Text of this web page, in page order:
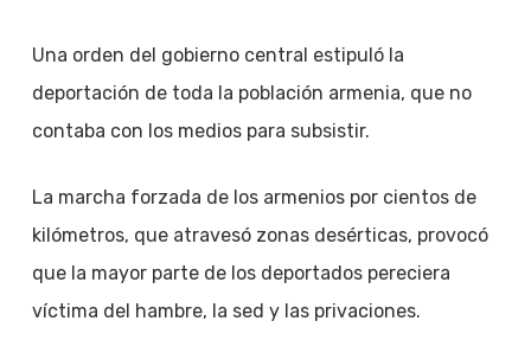
Una orden del gobierno central estipuló la
deportación de toda la población armenia, que no
contaba con los medios para subsistir.
La marcha forzada de los armenios por cientos de
kilómetros, que atravesó zonas desérticas, provocó
que la mayor parte de los deportados pereciera
víctima del hambre, la sed y las privaciones.